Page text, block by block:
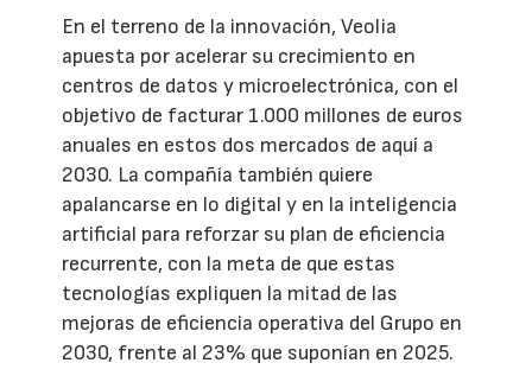
En el terreno de la innovación, Veolia
apuesta por acelerar su crecimiento en
centros de datos y microelectrónica, con el
objetivo de facturar 1.000 millones de euros
anuales en estos dos mercados de aquí a
2030. La compañía también quiere
apalancarse en lo digital y en la inteligencia
artificial para reforzar su plan de eficiencia
recurrente, con la meta de que estas
tecnologías expliquen la mitad de las
mejoras de eficiencia operativa del Grupo en
2030, frente al 23% que suponían en 2025.